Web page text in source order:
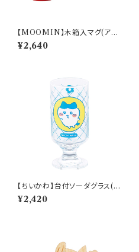
【MOOMIN】木箱入マグ(アイ
ムリトルミイ)【MM16000】M
M16001-11H
¥2,640
【ちいかわ】台付ソーダグラス(ハ
チワレ)【CKW40】CKW42-81
3
¥2,420